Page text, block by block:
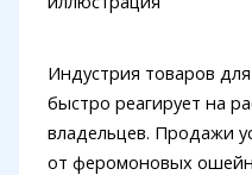
Индустрия товаров
быстро реагирует на
владельцев. Продажи
от феромоновых